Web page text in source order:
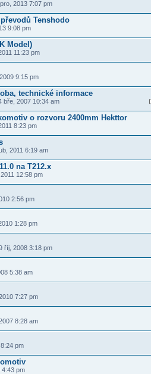
2013 7:07 pm
Tenshodo
9:08 pm
Model)
11:23 pm
9:15 pm
technické informace
bře, 2007 10:34 am
o rozvoru 2400mm Hekttor
8:23 pm
2011 6:19 am
na T212.x
12:58 pm
2:56 pm
1:28 pm
říj, 2008 3:18 pm
5:38 am
7:27 pm
8:28 am
pm
4:43 pm